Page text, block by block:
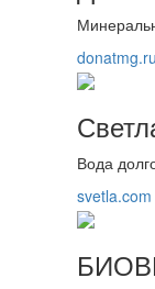
donatmg.ru
Вода
svetla.com